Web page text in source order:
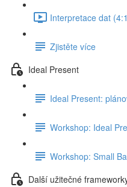
Interpretace dat
Zjistěte více
Ideal Present
Ideal Present:
Workshop: Ideal
Workshop: Small
Další užitečné